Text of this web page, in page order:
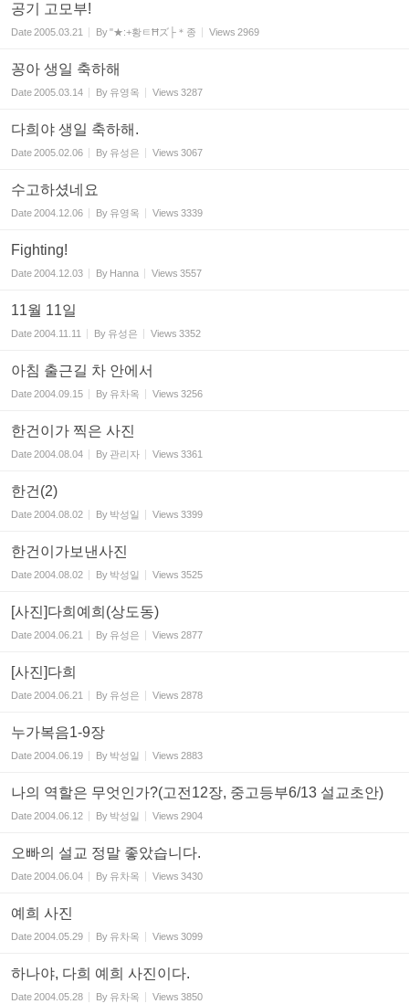
공기 고모부!
Date2005.03.21 By"★:+황ㅌĦズ├＊종 Views 2969
꽁아 생일 축하해
Date2005.03.14 By 유영옥 Views 3287
다희야 생일 축하해.
Date2005.02.06 By 유성은 Views 3067
수고하셨네요
Date2004.12.06 By 유영옥 Views 3339
Fighting!
Date2004.12.03 By Hanna Views 3557
11월 11일
Date2004.11.11 By 유성은 Views 3352
아침 출근길 차 안에서
Date2004.09.15 By 유차옥 Views 3256
한건이가 찍은 사진
Date2004.08.04 By 관리자 Views 3361
한건(2)
Date2004.08.02 By 박성일 Views 3399
한건이가보낸사진
Date2004.08.02 By 박성일 Views 3525
[사진]다희예희(상도동)
Date2004.06.21 By 유성은 Views 2877
[사진]다희
Date2004.06.21 By 유성은 Views 2878
누가복음1-9장
Date2004.06.19 By 박성일 Views 2883
나의 역할은 무엇인가?(고전12장, 중고등부6/13 설교초안)
Date2004.06.12 By 박성일 Views 2904
오빠의 설교 정말 좋았습니다.
Date2004.06.04 By 유차옥 Views 3430
예희 사진
Date2004.05.29 By 유차옥 Views 3099
하나야, 다희 예희 사진이다.
Date2004.05.28 By 유차옥 Views 3850